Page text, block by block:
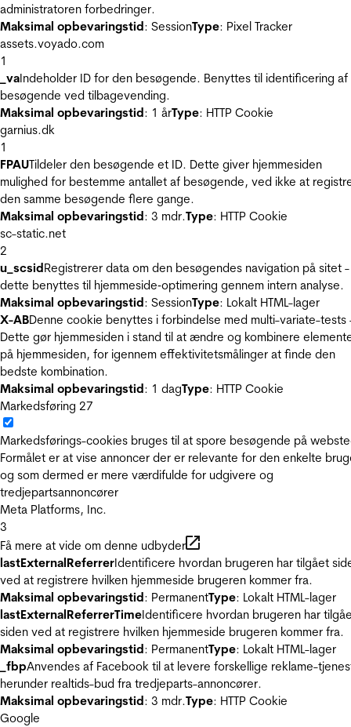
administratoren forbedringer.
Maksimal opbevaringstid: SessionType: Pixel Tracker
assets.voyado.com
1
_vaIndeholder ID for den besøgende. Benyttes til identificering af
besøgende ved tilbagevending.
Maksimal opbevaringstid: 1 årType: HTTP Cookie
garnius.dk
1
FPAUTildeler den besøgende et ID. Dette giver hjemmesiden
mulighed for bestemme antallet af besøgende, ved ikke at
den samme besøgende flere gange.
Maksimal opbevaringstid: 3 mdr.Type: HTTP Cookie
sc-static.net
2
u_scsidRegistrerer data om den besøgendes navigation på sitet -
dette benyttes til hjemmeside‐optimering gennem intern analyse.
Maksimal opbevaringstid: SessionType: Lokalt HTML-lager
X-ABDenne cookie benyttes i forbindelse med multi-variate-tests
Dette gør hjemmesiden i stand til at ændre og kombinere
på hjemmesiden, for igennem effektivitetsmålinger at finde den
bedste kombination.
Maksimal opbevaringstid: 1 dagType: HTTP Cookie
Markedsføring 27
Markedsførings-cookies bruges til at spore besøgende på
Formålet er at vise annoncer der er relevante for den enkelte
og som dermed er mere værdifulde for udgivere og
tredjepartsannoncører
Meta Platforms, Inc.
3
Få mere at vide om denne udbyder
lastExternalReferrerIdentificere hvordan brugeren har tilgået
ved at registrere hvilken hjemmeside brugeren kommer fra.
Maksimal opbevaringstid: PermanentType: Lokalt HTML-lager
lastExternalReferrerTimeIdentificere hvordan brugeren har
siden ved at registrere hvilken hjemmeside brugeren kommer fra.
Maksimal opbevaringstid: PermanentType: Lokalt HTML-lager
_fbpAnvendes af Facebook til at levere forskellige reklame-
herunder realtids-bud fra tredjeparts-annoncører.
Maksimal opbevaringstid: 3 mdr.Type: HTTP Cookie
Google